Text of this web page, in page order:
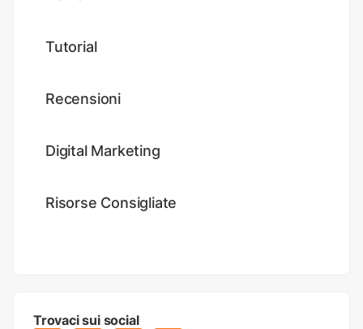
Tutorial
Recensioni
Digital Marketing
Risorse Consigliate
Trovaci sui social